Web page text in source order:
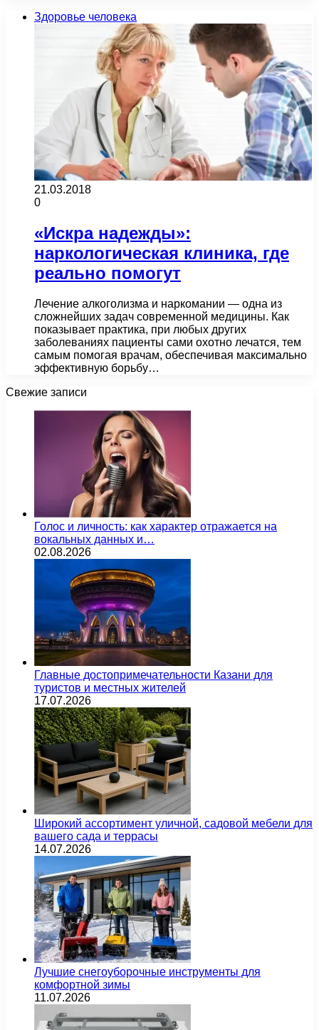
Здоровье человека
21.03.2018
0
«Искра надежды»:
наркологическая клиника, где
реально помогут
Лечение алкоголизма и наркомании — одна из
сложнейших задач современной медицины. Как
показывает практика, при любых других
заболеваниях пациенты сами охотно лечатся, тем
самым помогая врачам, обеспечивая максимально
эффективную борьбу…
Свежие записи
Голос и личность: как характер отражается на
вокальных данных и…
02.08.2026
Главные достопримечательности Казани для
туристов и местных жителей
17.07.2026
Широкий ассортимент уличной, садовой мебели для
вашего сада и террасы
14.07.2026
Лучшие снегоуборочные инструменты для
комфортной зимы
11.07.2026